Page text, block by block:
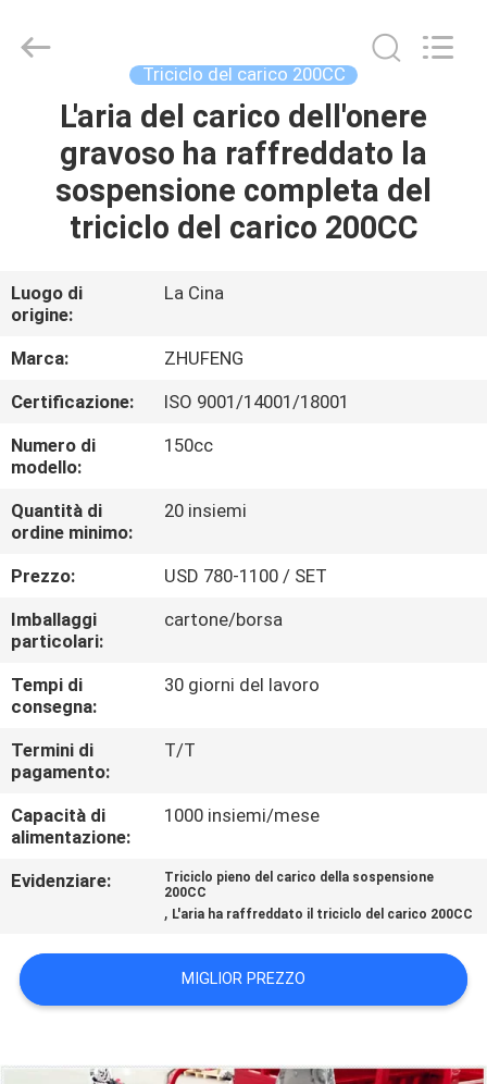
CASA
PRODOTTI
NOI
GIRO
DELLA
FABBRICA
CONTROLLO
DI
QUALITÀ
CONTATTICI
NOTIZIE
RICHIEDA
UNA
DEL
SITO
PRIVACY
Motorcycle
Triciclo del carico 200CC
L'aria del carico dell'onere
gravoso ha raffreddato la
sospensione completa del
triciclo del carico 200CC
Luogo di
origine:
La Cina
Marca:
ZHUFENG
Certificazione:
ISO 9001/14001/18001
Numero di
modello:
150cc
Quantità di
ordine minimo:
20 insiemi
Prezzo:
USD 780-1100 / SET
Imballaggi
particolari:
cartone/borsa
Tempi di
consegna:
30 giorni del lavoro
Termini di
pagamento:
T/T
Capacità di
alimentazione:
1000 insiemi/mese
Evidenziare:
Triciclo pieno del carico della sospensione
200CC
, L'aria ha raffreddato il triciclo del carico 200CC
MIGLIOR PREZZO